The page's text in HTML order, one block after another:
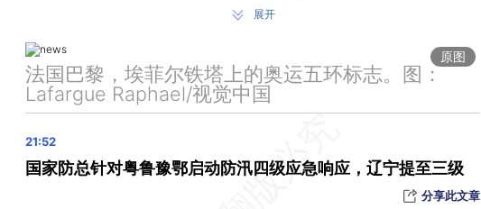
台风“格美”已致台湾地区7死785伤1失踪
海河流域多座水库预泄腾库，为台风“格美”到来留足防洪库容
2024年上半年国内出游人次27.25亿 同比增长14.3%
中央财政紧急下达6600万元 支持6省份汛期水毁公路应急抢通
中学女教练连扇小球员9耳光，受处罚三年内不得当教练
“两高一部”：以“工业园”等名义为跨境电诈提供场所、管控犯罪团伙的应认定为犯罪集团
展开
原图
法国巴黎，埃菲尔铁塔上的奥运五环标志。图：
Lafargue Raphael/视觉中国
国家防总针对粤鲁豫鄂启动防汛四级应急响应，辽宁提至三级
分享此文章